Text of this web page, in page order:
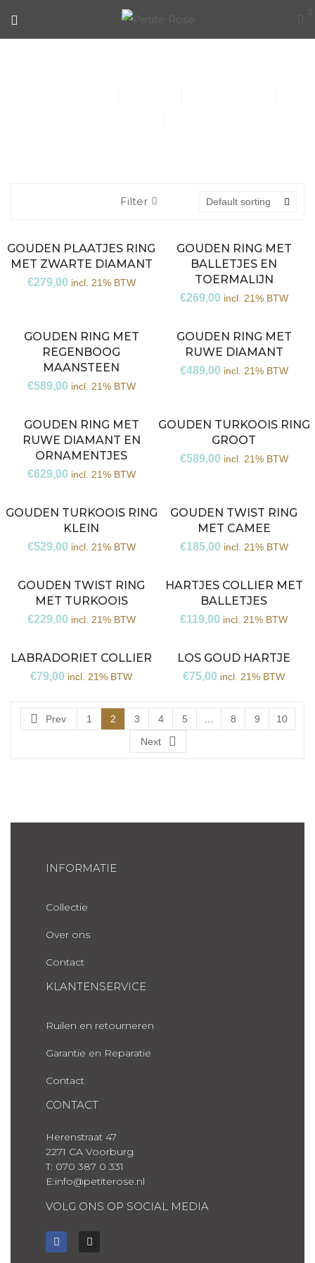
0
Filter Default sorting
GOUDEN PLAATJES RING
MET ZWARTE DIAMANT
€279,00 incl. 21% BTW
GOUDEN RING MET
BALLETJES EN
TOERMALIJN
€269,00 incl. 21% BTW
GOUDEN RING MET
REGENBOOG
MAANSTEEN
€589,00 incl. 21% BTW
GOUDEN RING MET
RUWE DIAMANT
€489,00 incl. 21% BTW
GOUDEN RING MET
RUWE DIAMANT EN
ORNAMENTJES
€629,00 incl. 21% BTW
GOUDEN TURKOOIS RING
GROOT
€589,00 incl. 21% BTW
GOUDEN TURKOOIS RING
KLEIN
€529,00 incl. 21% BTW
GOUDEN TWIST RING
MET CAMEE
€185,00 incl. 21% BTW
GOUDEN TWIST RING
MET TURKOOIS
€229,00 incl. 21% BTW
HARTJES COLLIER MET
BALLETJES
€119,00 incl. 21% BTW
LABRADORIET COLLIER
€79,00 incl. 21% BTW
LOS GOUD HARTJE
€75,00 incl. 21% BTW
Prev 1 2 3 4 5 8 9
10
Next
INFORMATIE
Collectie
Over ons
Contact
KLANTENSERVICE
Ruilen en retourneren
Garantie en Reparatie
Contact
CONTACT
Herenstraat 47
2271 CA Voorburg
T: 070 387 0 331
E:info@petiterose.nl
VOLG ONS OP SOCIAL MEDIA